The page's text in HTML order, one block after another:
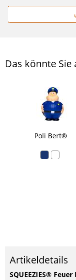
Das könnte
Poli Bert®
Artikeldetails
SQUEEZIES®